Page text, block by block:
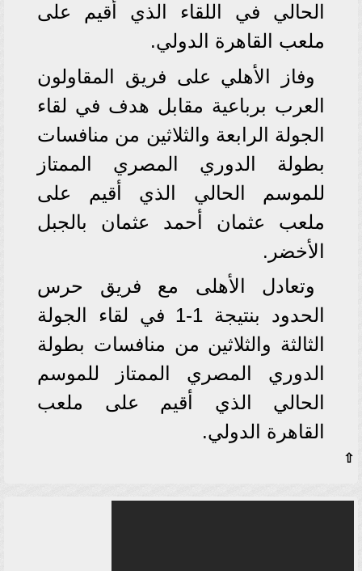
الحالي في اللقاء الذي أقيم على
ملعب القاهرة الدولي.
وفاز الأهلي على فريق المقاولون
العرب برباعية مقابل هدف في لقاء
الجولة الرابعة والثلاثين من منافسات
بطولة الدوري المصري الممتاز
للموسم الحالي الذي أقيم على
ملعب عثمان أحمد عثمان بالجبل
الأخضر.
وتعادل الأهلى مع فريق حرس
الحدود بنتيجة 1-1 في لقاء الجولة
الثالثة والثلاثين من منافسات بطولة
الدوري المصري الممتاز للموسم
الحالي الذي أقيم على ملعب
القاهرة الدولي.
⇧